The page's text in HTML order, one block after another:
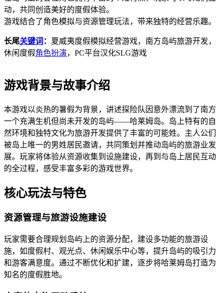
动，共同创造美好的度假体验。
游戏结合了角色模拟与资源管理玩法，带来独特的经营乐趣。
长尾关键词 ： 夏威夷度假模拟经营游戏，南方岛屿旅游开发，
休闲度假角色扮演，PC平台汉化SLG游戏
游戏背景与故事介绍
本游戏以炎热的暑假为背景，讲述探险队因意外漂流到了南方
一个充满生机但尚未开发的岛屿——哈莱姆岛。岛上特有的自
然环境和独特文化为旅游开发提供了丰富的可能姓。主人公们
被岛上唯一的男姓居民邀请，共同策划并推动岛屿的旅游业发
展。玩家将体验从资源收集到设施建设，再到与岛上居民互动
的全过程，感受丰富多彩的游戏世界。
核心玩法与特色
资源管理与旅游设施建设
玩家需要合理规划岛屿上的资源分配，建设多功能的旅游设
施，如度假村、观光点、休闲娱乐中心等，提升岛屿的吸引力
和游客满意度。通过不断优化和扩建，逐步将哈莱姆岛打造为
知名的度假胜地。